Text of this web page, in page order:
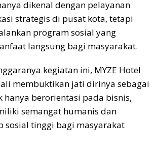
dikenal dengan pelayanan
strategis di pusat kota, tetapi
program sosial yang
langsung bagi masyarakat.
kegiatan ini, MYZE Hotel
membuktikan jati dirinya sebagai
hanya berorientasi pada bisnis,
semangat humanis dan
sosial tinggi bagi masyarakat